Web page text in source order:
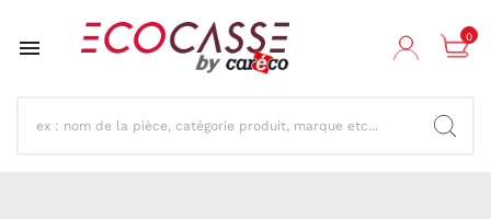
 0